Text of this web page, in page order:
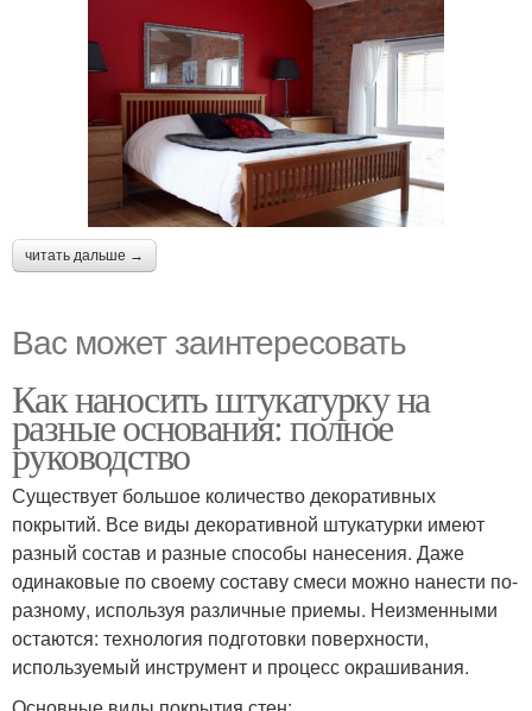
читать дальше →
Вас может заинтересовать
Как наносить штукатурку на
разные основания: полное
руководство
Существует большое количество декоративных
покрытий. Все виды декоративной штукатурки имеют
разный состав и разные способы нанесения. Даже
одинаковые по своему составу смеси можно нанести по-
разному, используя различные приемы. Неизменными
остаются: технология подготовки поверхности,
используемый инструмент и процесс окрашивания.